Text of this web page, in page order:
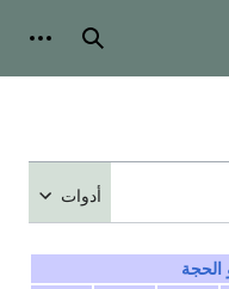
بحث
أدوات
الحجة